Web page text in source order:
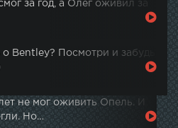
за год, а Олег оживил за
Bentley? Посмотри и забудь
не мог оживить Опель. И
Но…